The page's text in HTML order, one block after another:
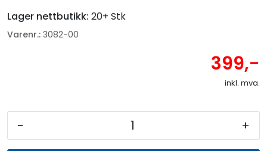
Lager nettbutikk: 20+ Stk
Varenr.: 3082-00
399,-
inkl. mva.
- +
Båtpleie/Opplag